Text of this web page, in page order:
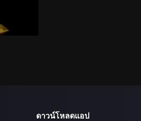
ดาวน์โหลดแอป